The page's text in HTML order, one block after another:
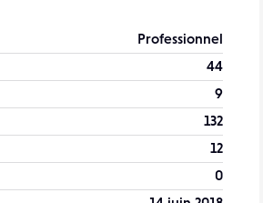
Professionnel
44
9
132
12
0